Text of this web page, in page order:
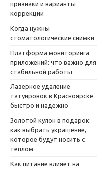
признаки и варианты
коррекции
Когда нужны
стоматологические снимки
Платформа мониторинга
приложений: что важно для
стабильной работы
Лазерное удаление
татуировок в Красноярске
быстро и надежно
Золотой кулон в подарок:
как выбрать украшение,
которое будут носить с
теплом
Как питание влияет на